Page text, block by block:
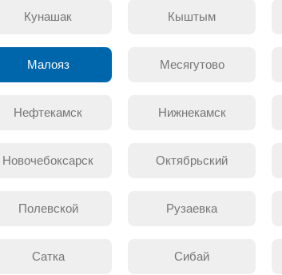
Кунашак Кыштым
Малояз Месягутово
Нефтекамск Нижнекамск
Новочебоксарск Октябрьский
Полевской Рузаевка
Сатка Сибай